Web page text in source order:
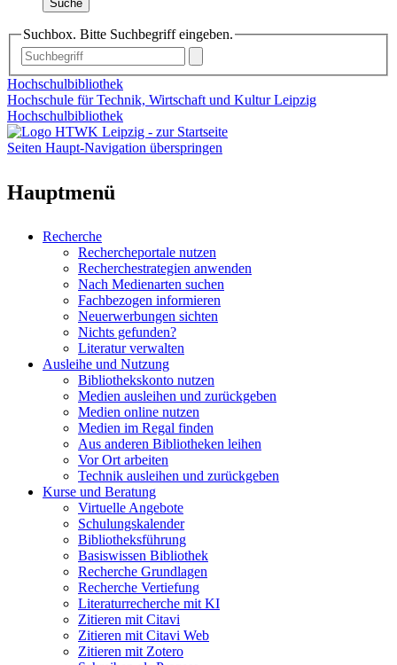
Suche
Suchbox. Bitte Suchbegriff eingeben.
Hochschulbibliothek
Hochschule für Technik, Wirtschaft und Kultur Leipzig
Hochschulbibliothek
Seiten Haupt-Navigation überspringen
Hauptmenü
Recherche
Rechercheportale nutzen
Recherchestrategien anwenden
Nach Medienarten suchen
Fachbezogen informieren
Neuerwerbungen sichten
Nichts gefunden?
Literatur verwalten
Ausleihe und Nutzung
Bibliothekskonto nutzen
Medien ausleihen und zurückgeben
Medien online nutzen
Medien im Regal finden
Aus anderen Bibliotheken leihen
Vor Ort arbeiten
Technik ausleihen und zurückgeben
Kurse und Beratung
Virtuelle Angebote
Schulungskalender
Bibliotheksführung
Basiswissen Bibliothek
Recherche Grundlagen
Recherche Vertiefung
Literaturrecherche mit KI
Zitieren mit Citavi
Zitieren mit Citavi Web
Zitieren mit Zotero